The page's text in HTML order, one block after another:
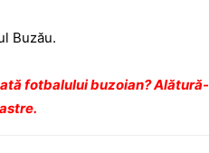
Buzău.
fotbalului buzoian?